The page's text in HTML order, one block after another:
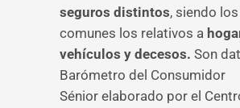
seguros distintos, siendo
comunes los relativos a
vehículos y decesos. Son
Barómetro del Consumidor
Sénior elaborado por el